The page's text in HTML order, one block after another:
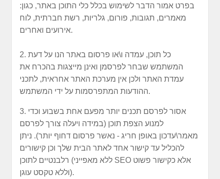
בפרט אמור הדבר לשימוש בכלל כלי התוכן באתר, כגון:
מאמרים, תגובות, פורום, גלריות, רשת חברתית, לוח
אירועים ואחרים.
2. כל תוכן, עמדה ו\או פרסום באתר הנו על דעת
המשתמש שבחר לפרסמן ואינן מייצגות בהכרח את
עמדת האתר ולכן אין מערכת האתר אחראית, לתכני
ההודעות המתפרסמות על ידי המשתמש.
3. אסור לפרסם תכנים יותר מפעם אחת בשבוע וכדי
למנוע הצפת תוכן (במידה ויעלה צורך לפרסם
מאמר\עדכון באופן חריג - נאשר פרסום דחוף יותר). ניתן
להכליל עד קישור אחד לאתר הבית שלך וכן קישורים
רלבנטיים לתוכן (ללא מאפייני SEO אלא כקישור פשוט
וללא טקסט עוגן).